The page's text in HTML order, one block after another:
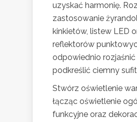
uzyskać harmonię.
zastosowanie
kinkietów, listew LED
reflektorów
odpowiednio rozjaśnić
podkreślić ciemny
Stwórz oświetlenie
łącząc oświetlenie
funkcyjne oraz